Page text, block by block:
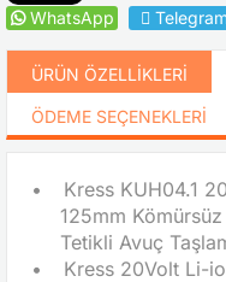
WhatsApp
ÜRÜN ÖZELLIKLERI
ÖDEME SEÇENEKLERI
•
Kress KUH04.1
125mm
Tetikli Avuç
•
Kress 20Volt Li-